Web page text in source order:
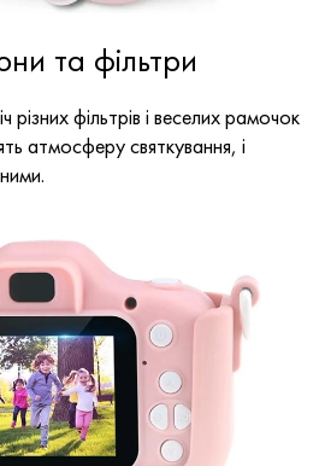
та фільтри
фільтрів і веселих рамочок
атмосферу святкування, і